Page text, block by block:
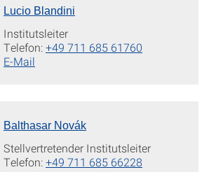
Lucio Blandini
Institutsleiter
Telefon:+49 711 685 61760
E-Mail
Balthasar Novák
Stellvertretender Institutsleiter
Telefon:+49 711 685 66228